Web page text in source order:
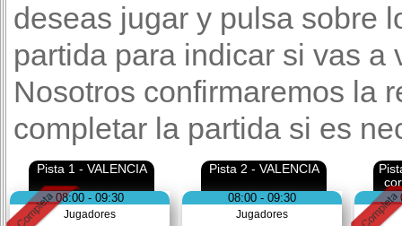
deseas jugar y pulsa sobre
partida para indicar si vas
Nosotros confirmaremos la
completar la partida si es
Pista 1 - VALENCIA
08:00 - 09:30
Jugadores
Pista 2 - VALENCIA
08:00 - 09:30
Jugadores